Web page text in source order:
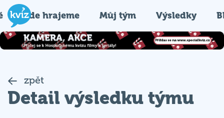
Kde hrajeme Můj tým Výsledky
zpět
Detail výsledku týmu